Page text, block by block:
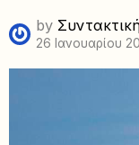
by
26 Ιανουαρίου